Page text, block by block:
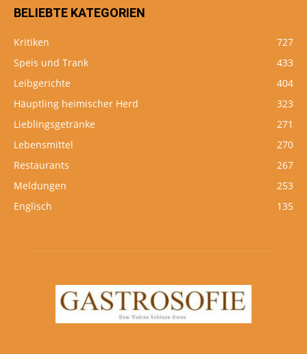
BELIEBTE KATEGORIEN
Kritiken
727
Speis und Trank
433
Leibgerichte
404
Häuptling heimischer Herd
323
Lieblingsgetränke
271
Lebensmittel
270
Restaurants
267
Meldungen
253
Englisch
135